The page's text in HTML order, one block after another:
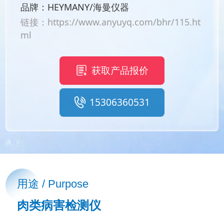
品牌：HEYMANY/海曼仪器
链接： https://www.anyuyq.com/bhr/115.ht
ml
获取产品报价
15306360531
用途 / Purpose
肉类病害检测仪